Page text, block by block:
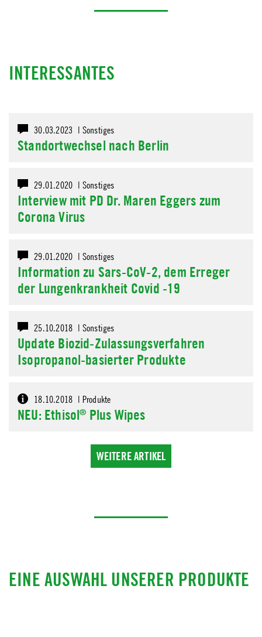
INTERESSANTES
30.03.2023 | Sonstiges
Standortwechsel nach Berlin
29.01.2020 | Sonstiges
Interview mit PD Dr. Maren Eggers zum
Corona Virus
29.01.2020 | Sonstiges
Information zu Sars-CoV-2, dem Erreger
der Lungenkrankheit Covid -19
25.10.2018 | Sonstiges
Update Biozid-Zulassungsverfahren
Isopropanol-basierter Produkte
18.10.2018 | Produkte
NEU: Ethisol® Plus Wipes
WEITERE ARTIKEL
EINE AUSWAHL UNSERER PRODUKTE